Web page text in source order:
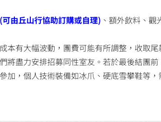
由丘山行協助訂購或自理) 、額外飲料、
本有大幅波動，團費可能有所調整，收取尾
將盡力安排招募同性室友。若於最後結團
加，個人技術裝備如冰爪、硬底雪攀鞋等，